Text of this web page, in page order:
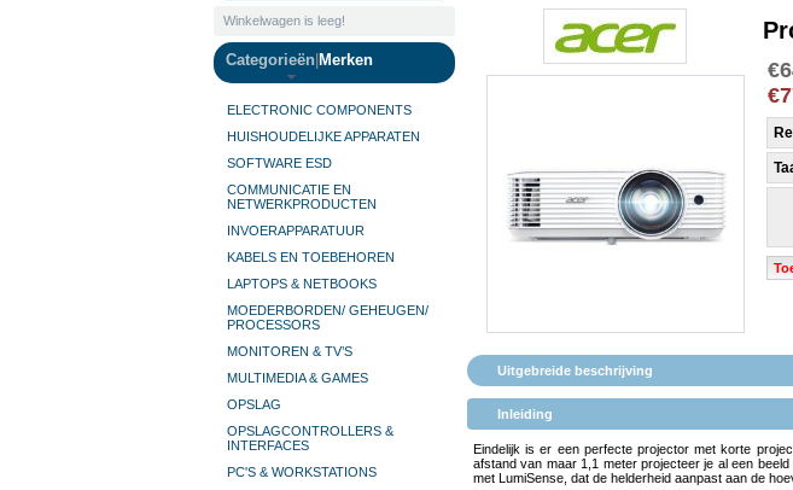
Winkelwagen is leeg!
Categorieën Merken
ELECTRONIC COMPONENTS
HUISHOUDELIJKE APPARATEN
SOFTWARE ESD
COMMUNICATIE EN
NETWERKPRODUCTEN
INVOERAPPARATUUR
KABELS EN TOEBEHOREN
LAPTOPS & NETBOOKS
MOEDERBORDEN/ GEHEUGEN/
PROCESSORS
MONITOREN & TV’S
MULTIMEDIA & GAMES
OPSLAG
OPSLAGCONTROLLERS &
INTERFACES
PC'S & WORKSTATIONS
Uitgebreide beschrijving
Inleiding
Eindelijk is er een perfecte projector met korte
afstand van maar 1,1 meter projecteer je al een
met LumiSense, dat de helderheid aanpast aan de